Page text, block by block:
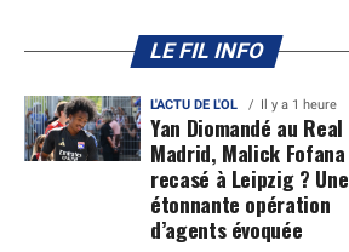
LE FIL INFO
L'ACTU DE L'OL Il y a 1 heure
Yan Diomandé au Real
Madrid, Malick Fofana
recasé à Leipzig ? Une
étonnante opération
d’agents évoquée